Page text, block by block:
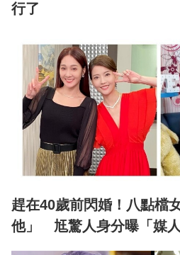
行了
趕在40歲前閃婚！八點檔
他」 尪驚人身分曝「媒人